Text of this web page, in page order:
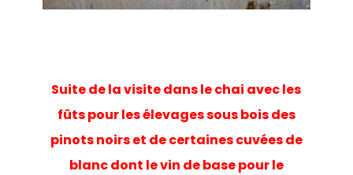
Suite de la visite dans le chai avec les
fûts pour les élevages sous bois des
pinots noirs et de certaines cuvées de
blanc dont le vin de base pour le